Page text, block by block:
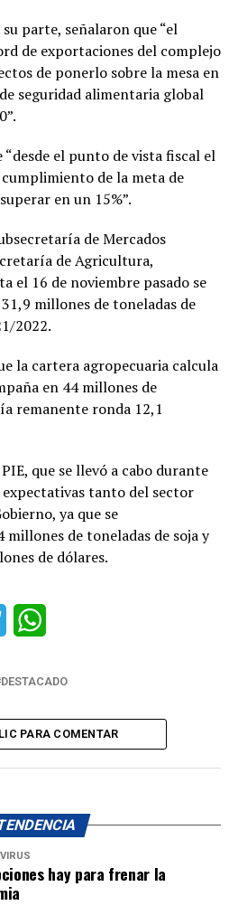
parte, señalaron que “el
de exportaciones del complejo
de ponerlo sobre la mesa en
seguridad alimentaria global
el punto de vista fiscal el
de la meta de
en un 15%”.
de Mercados
de Agricultura,
el 16 de noviembre pasado se
millones de toneladas de
2022.
la cartera agropecuaria calcula
en 44 millones de
remanente ronda 12,1
que se llevó a cabo durante
tanto del sector
ya que se
millones de toneladas de soja y
de dólares.
Telegram
DESTACADO
PARA COMENTAR
hay para frenar la